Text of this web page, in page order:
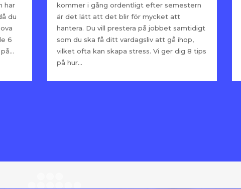
har
du
6
kommer i gång ordentligt efter semestern
är det lätt att det blir för mycket att
hantera. Du vill prestera på jobbet samtidigt
som du ska få ditt vardagsliv att gå ihop,
vilket ofta kan skapa stress. Vi ger dig 8 tips
på hur...